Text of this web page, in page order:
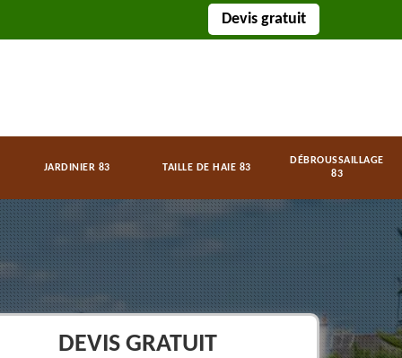
Devis gratuit
JARDINIER 83 TAILLE DE HAIE 83
DÉBROUSSAILLAGE
83
DEVIS GRATUIT